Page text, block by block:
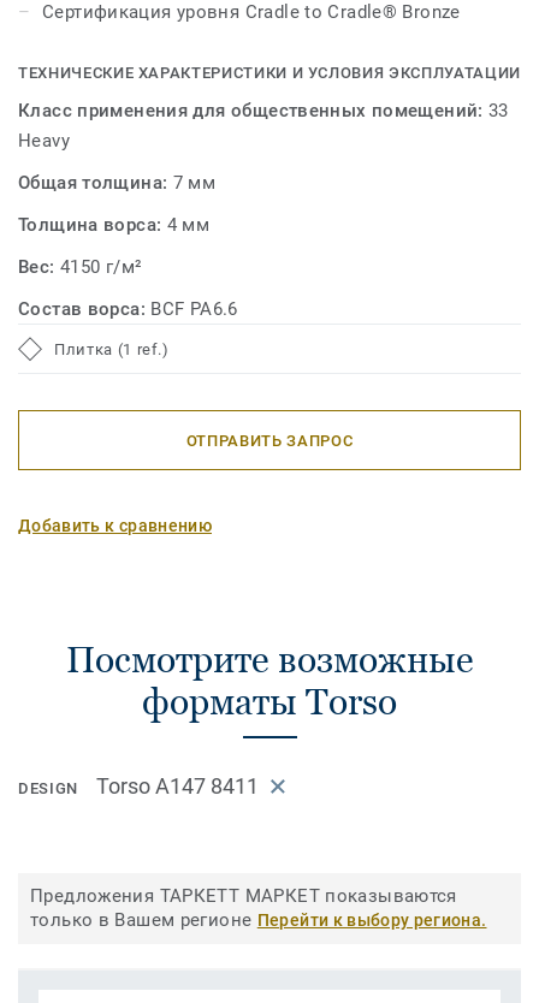
Сертификация уровня Cradle to Cradle® Bronze
ТЕХНИЧЕСКИЕ ХАРАКТЕРИСТИКИ И УСЛОВИЯ ЭКСПЛУАТАЦИИ
Класс применения для общественных помещений:33
Heavy
Общая толщина: 7 мм
Толщина ворса: 4 мм
Вес: 4150 г/м²
Состав ворса: BCF PA6.6
Плитка (1 ref.)
ОТПРАВИТЬ ЗАПРОС
Добавить к сравнению
Посмотрите возможные
форматы Torso
DESIGN Torso A147 8411
Предложения ТАРКЕТТ МАРКЕТ показываются
только в Вашем регионе Перейти к выбору региона.